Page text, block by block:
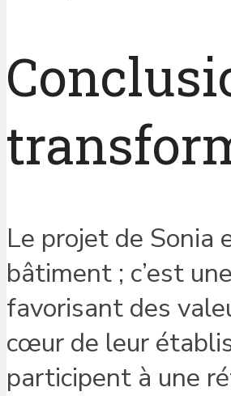
Le projet de Sonia
bâtiment ; c’est
favorisant des
cœur de leur
participent à une